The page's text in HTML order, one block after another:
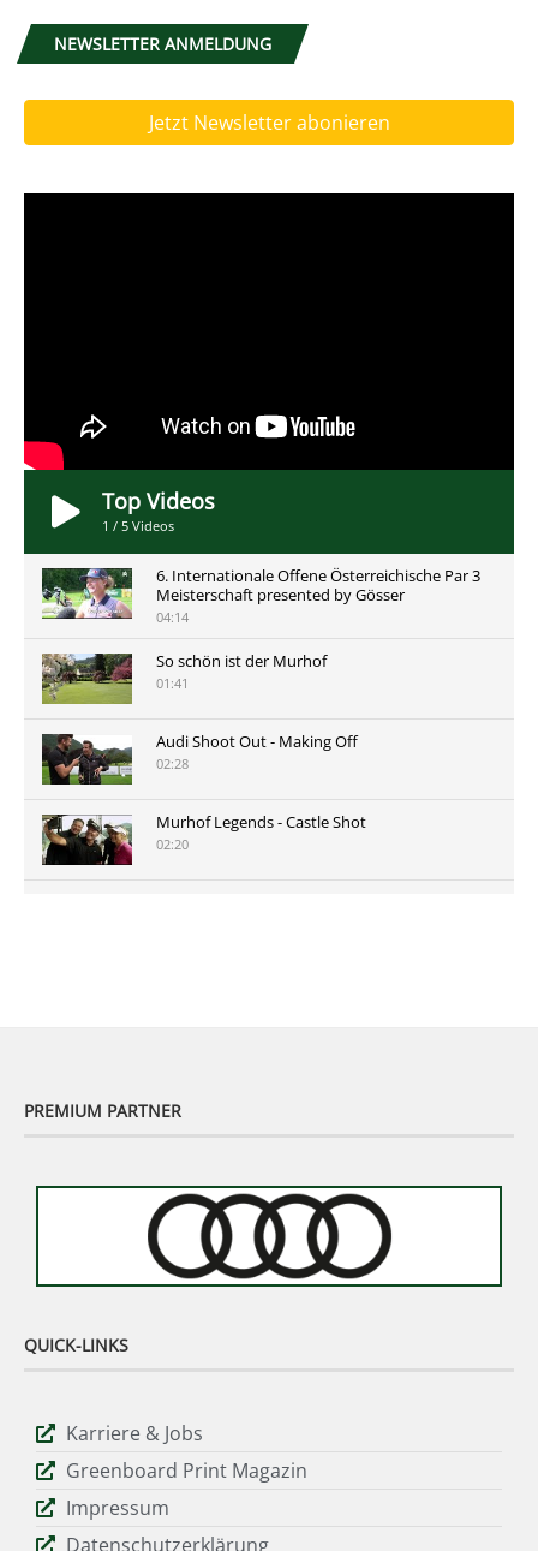
NEWSLETTER ANMELDUNG
Jetzt Newsletter abonieren
Top Videos
1 / 5 Videos
6. Internationale Offene Österreichische Par 3
Meisterschaft presented by Gösser
04:14
So schön ist der Murhof
01:41
Audi Shoot Out - Making Off
02:28
Murhof Legends - Castle Shot
02:20
PREMIUM PARTNER
QUICK-LINKS
Karriere & Jobs
Greenboard Print Magazin
Impressum
Datenschutzerklärung